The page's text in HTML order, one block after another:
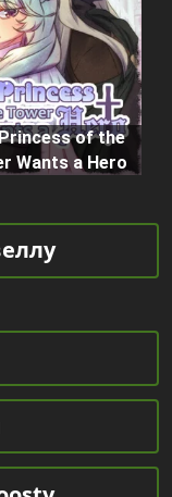
of the
Wants a Hero